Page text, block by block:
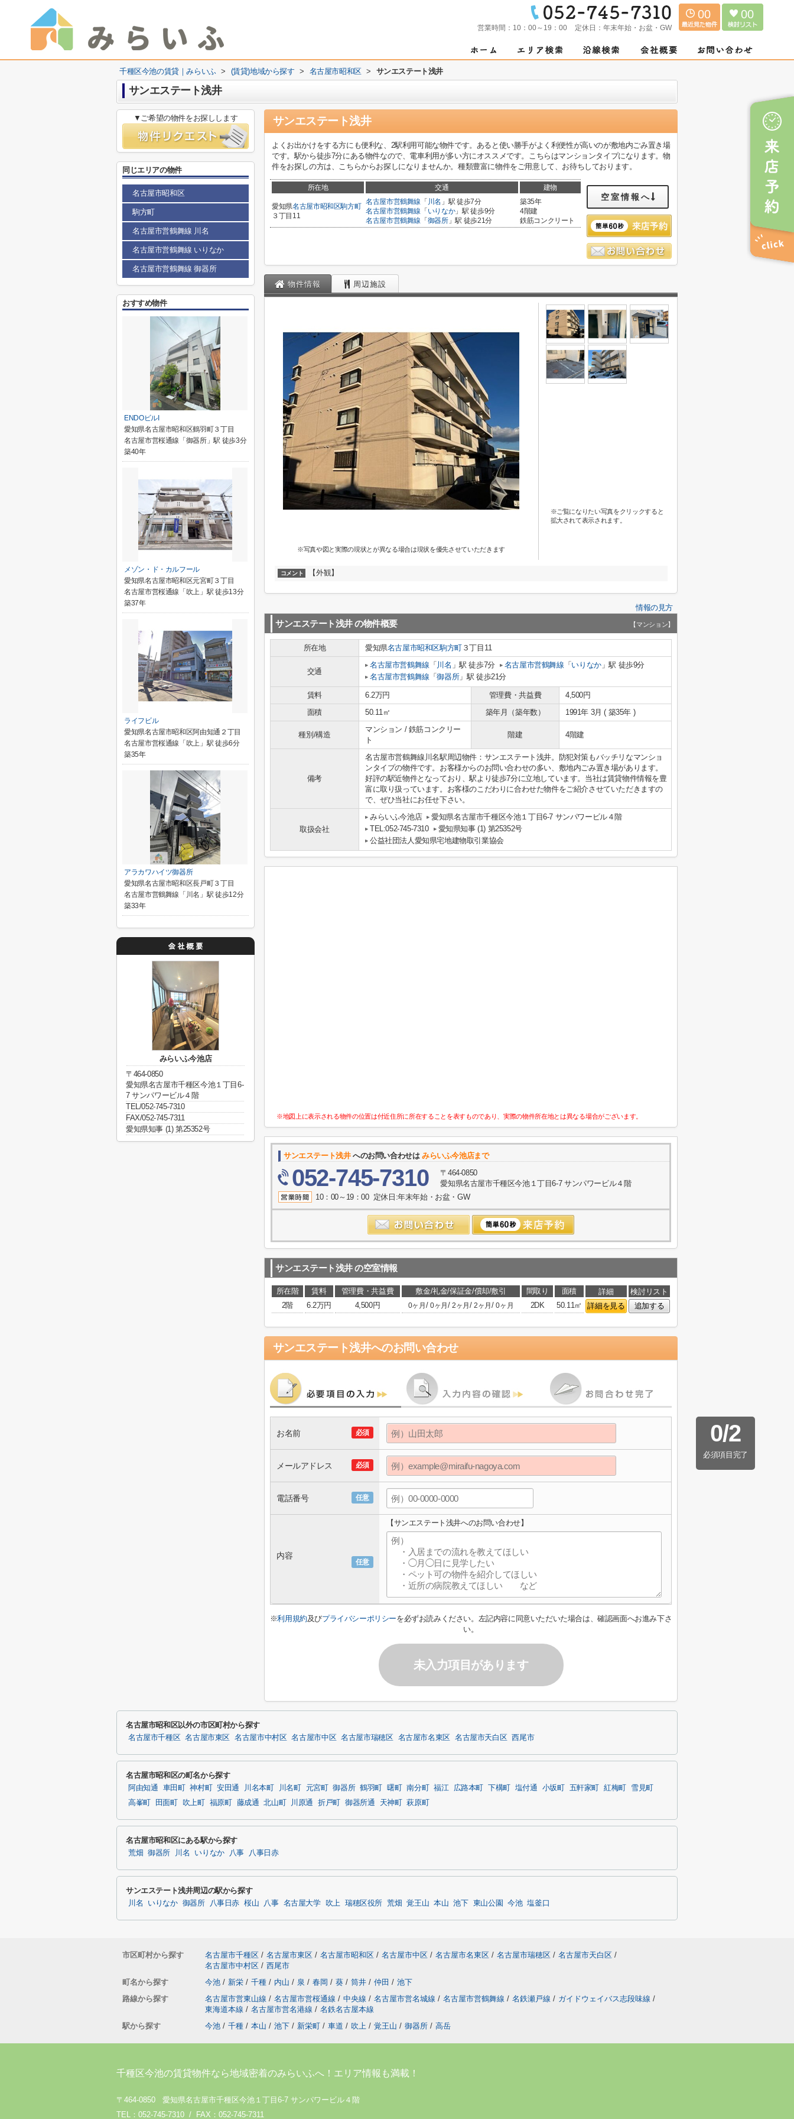
営業時間： 10：00～19：00 定休日： 年末年始・お盆・GW
00 00
千種区今池の賃貸｜みらいふ > (賃貸)地域から探す > 名古屋市昭和区 > サンエステート浅井
サンエステート浅井
サンエステート浅井
よくお出かけをする方にも便利な、2駅利用可能な物件です。あると使い勝手がよく利便性が高いのが敷地内ごみ置き場
です。駅から徒歩7分にある物件なので、電車利用が多い方にオススメです。こちらはマンションタイプになります。物
件をお探しの方は、こちらからお探しになりませんか。種類豊富に物件をご用意して、お待ちしております。
所在地 交通 建物
愛知県名古屋市昭和区駒方町
３丁目11
名古屋市営鶴舞線 「 川名 」駅 徒歩7分
名古屋市営鶴舞線 「 いりなか」駅 徒歩9分
名古屋市営鶴舞線 「 御器所」駅 徒歩21分
築35年
4階建
鉄筋コンクリート
空室情報へ
物件情報 周辺施設
※写真や図と実際の現状とが異なる場合は現状を優先させていただきます
※ご覧になりたい写真をクリックすると
拡大されて表示されます。
コメント 【外観】
情報の見方
サンエステート浅井の物件概要 【マンション】
所在地 愛知県名古屋市昭和区駒方町３丁目11
交通
名古屋市営鶴舞線 「 川名 」駅 徒歩7分 名古屋市営鶴舞線 「 いりなか」駅 徒歩9分
名古屋市営鶴舞線 「御器所」駅 徒歩21分
賃料 6.2万円 管理費・共益費
4,500円
面積
50.11㎡ 築年月（築年数） 1991年 3月 ( 築35年 )
種別/構造
マンション / 鉄筋コンクリー
ト
階建 4階建
備考
名古屋市営鶴舞線川名駅周辺物件：サンエステート浅井。防犯対策もバッチリなマンショ
ンタイプの物件です。お客様からのお問い合わせの多い、敷地内ごみ置き場があります。
好評の駅近物件となっており、駅より徒歩7分に立地しています。当社は賃貸物件情報を豊
富に取り扱っています。お客様のこだわりに合わせた物件をご紹介させていただきますの
で、ぜひ当社にお任せ下さい。
取扱会社
みらいふ今池店
愛知県名古屋市千種区今池１丁目6-7 サンパワービル４階
TEL:052-745-7310
愛知県知事 (1) 第25352号
公益社団法人愛知県宅地建物取引業協会
※地図上に表示される物件の位置は付近住所に所在することを表すものであり、実際の物件所在地とは異なる場合がございます。
サンエステート浅井へのお問い合わせはみらいふ今池店まで
052-745-7310
〒464-0850
愛知県名古屋市千種区今池１丁目6-7 サンパワービル４階
10：00～19：00 定休日:年末年始・お盆・GW
サンエステート浅井の空室情報
所在階 賃料 管理費・共益費 敷金/礼金/保証金/償却/敷引 間取り 面積 詳細
検討リスト
2階
6.2万円 4,500円 0ヶ月 / 0ヶ月 /2ヶ月 /2ヶ月/0ヶ月 2DK 50.11㎡ 詳細を見る 追加する
サンエステート浅井へのお問い合わせ
0/2
必須項目完了
必須
お名前
必須
メールアドレス
任意
電話番号
任意
内容
【サンエステート浅井へのお問い合わせ】
※利用規約及びプライバシーポリシーを必ずお読みください。左記内容に同意いただいた場合は、確認画面へお進み下さ
い。
未入力項目があります
▼ご希望の物件をお探しします
同じエリアの物件
名古屋市昭和区
駒方町
名古屋市営鶴舞線 川名
名古屋市営鶴舞線 いりなか
名古屋市営鶴舞線 御器所
おすすめ物件
ENDOビルI
愛知県名古屋市昭和区鶴羽町３丁目
名古屋市営桜通線「御器所」駅 徒歩3分
築40年
メゾン・ド・カルフール
愛知県名古屋市昭和区元宮町３丁目
名古屋市営桜通線「吹上」駅 徒歩13分
築37年
ライフビル
愛知県名古屋市昭和区阿由知通２丁目
名古屋市営桜通線「吹上」駅 徒歩6分
築35年
アラカワハイツ御器所
愛知県名古屋市昭和区長戸町３丁目
名古屋市営鶴舞線「川名」駅 徒歩12分
築33年
みらいふ今池店
〒464-0850
愛知県名古屋市千種区今池１丁目6-
7 サンパワービル４階
TEL/052-745-7310
FAX/052-745-7311
愛知県知事 (1) 第25352号
名古屋市昭和区以外の市区町村から探す
名古屋市千種区 名古屋市東区 名古屋市中村区 名古屋市中区 名古屋市瑞穂区 名古屋市名東区 名古屋市天白区 西尾市
名古屋市昭和区の町名から探す
阿由知通 車田町 神村町 安田通 川名本町 川名町 元宮町 御器所 鶴羽町 曙町 南分町 福江 広路本町 下構町 塩付通 小坂町 五軒家町 紅梅町
雪見町
高峯町
田面町 吹上町 福原町 藤成通 北山町 川原通 折戸町 御器所通 天神町 萩原町
名古屋市昭和区にある駅から探す
荒畑 御器所 川名 いりなか 八事 八事日赤
サンエステート浅井周辺の駅から探す
川名 いりなか 御器所 八事日赤 桜山 八事 名古屋大学 吹上 瑞穂区役所 荒畑 覚王山 本山 池下 東山公園 今池 塩釜口
市区町村から探す 名古屋市千種区 / 名古屋市東区 / 名古屋市昭和区 / 名古屋市中区 / 名古屋市名東区 / 名古屋市瑞穂区 / 名古屋市天白区 /
名古屋市中村区 / 西尾市
町名から探す
今池 / 新栄 / 千種 / 内山 / 泉 / 春岡 / 葵 / 筒井 / 仲田 / 池下
路線から探す
名古屋市営東山線 / 名古屋市営桜通線 / 中央線 / 名古屋市営名城線 / 名古屋市営鶴舞線 / 名鉄瀬戸線 / ガイドウェイバス志段味線 /
東海道本線 / 名古屋市営名港線 / 名鉄名古屋本線
駅から探す
今池 / 千種 / 本山 / 池下 / 新栄町 / 車道 / 吹上 / 覚王山 / 御器所 / 高岳
千種区今池の賃貸物件なら地域密着のみらいふへ！エリア情報も満載！
〒464-0850 愛知県名古屋市千種区今池１丁目6-7 サンパワービル４階
TEL：052-745-7310 / FAX：052-745-7311